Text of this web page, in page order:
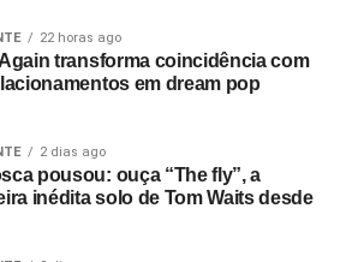
22 horas ago
Again transforma coincidência com
em dream pop
2 dias ago
pousou: ouça “The fly”, a
inédita solo de Tom Waits desde